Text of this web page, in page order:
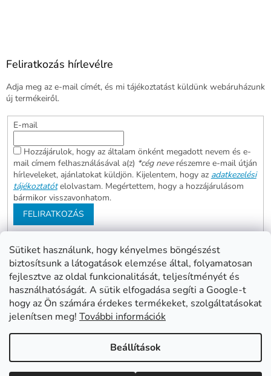
Sütiket használunk, hogy kényelmes böngészést
biztosítsunk a látogatások elemzése által, folyamatosan
fejlesztve az oldal funkcionalitását, teljesítményét és
használhatóságát. A sütik elfogadása segíti a Google-t
hogy az Ön számára érdekes termékeket, szolgáltatásokat
jelenítsen meg! További információk
Beállítások
Feliratkozás hírlevélre
Adja meg az e-mail címét, és mi tájékoztatást küldünk webáruházunk
új termékeiről.
E-mail
Hozzájárulok, hogy az általam önként megadott nevem és e-
mail címem felhasználásával a(z) *cég neverészemre e-mail útján
hírleveleket, ajánlatokat küldjön. Kijelentem, hogy az adatkezelési
tájékoztatót elolvastam. Megértettem, hogy a hozzájárulásom
bármikor visszavonhatom.
FELIRATKOZÁS
Abonett
Mester Család
Civita